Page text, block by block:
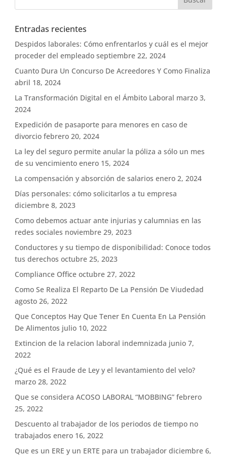
Entradas recientes
Despidos laborales: Cómo enfrentarlos y cuál es el mejor
proceder del empleado septiembre 22, 2024
Cuanto Dura Un Concurso De Acreedores Y Como Finaliza
abril 18, 2024
La Transformación Digital en el Ámbito Laboral marzo 3,
2024
Expedición de pasaporte para menores en caso de
divorcio febrero 20, 2024
La ley del seguro permite anular la póliza a sólo un mes
de su vencimiento enero 15, 2024
La compensación y absorción de salarios enero 2, 2024
Días personales: cómo solicitarlos a tu empresa
diciembre 8, 2023
Como debemos actuar ante injurias y calumnias en las
redes sociales noviembre 29, 2023
Conductores y su tiempo de disponibilidad: Conoce todos
tus derechos octubre 25, 2023
Compliance Office octubre 27, 2022
Como Se Realiza El Reparto De La Pensión De Viudedad
agosto 26, 2022
Que Conceptos Hay Que Tener En Cuenta En La Pensión
De Alimentos julio 10, 2022
Extincion de la relacion laboral indemnizada junio 7,
2022
¿Qué es el Fraude de Ley y el levantamiento del velo?
marzo 28, 2022
Que se considera ACOSO LABORAL “MOBBING” febrero
25, 2022
Descuento al trabajador de los periodos de tiempo no
trabajados enero 16, 2022
Que es un ERE y un ERTE para un trabajador diciembre 6,